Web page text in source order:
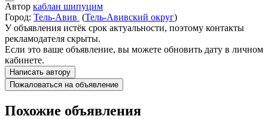
Автор каблан шипуцим
Город: Тель-Авив (Тель-Авивский округ)
У объявления истёк срок актуальности, поэтому контакты
рекламодателя скрыты.
Если это ваше объявление, вы можете обновить дату в личном
кабинете.
Написать автору
Пожаловаться на объявление
Похожие объявления